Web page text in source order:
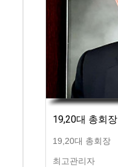
19,20대 총회장
19,20대 총회장
최고관리자